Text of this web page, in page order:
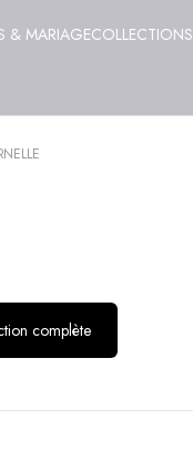
& MARIAGECOLLECTIONS
complète